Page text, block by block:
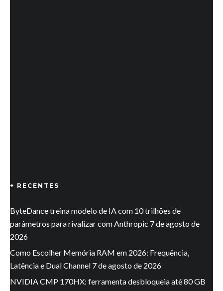
+ RECENTES
ByteDance treina modelo de IA com 10 trilhões de
parâmetros para rivalizar com Anthropic 7 de agosto de
2026
Como Escolher Memória RAM em 2026: Frequência,
Latência e Dual Channel 7 de agosto de 2026
NVIDIA CMP 170HX: ferramenta desbloqueia até 80 GB